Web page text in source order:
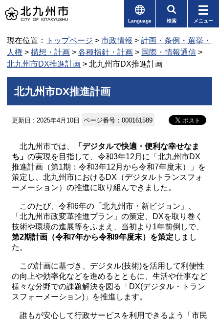
Language 検索 メニュー
現在位置： トップページ > 市政情報 > 計画・条例・選挙・
人権 > 構想・計画 > 各種指針・計画 > 国際・情報通信 >
北九州市DX推進計画 > 北九州市DX推進計画
北九州市DX推進計画
更新日 : 2025年4月10日 ページ番号：000161589
北九州市では、
「デジタルで快適・便利な幸せなま
ち」 の実現を目指して、令和3年12月に「北九州市DX
推進計画（第1期：令和3年12月から令和7年度末）」を
策定し、北九州市におけるDX（デジタルトランスフォ
ーメーション）の推進に取り組んできました。
このたび、令和6年の「北九州市・新ビジョン」、
「北九州市政変革推進プラン」の策定、DXを取り巻く
技術や環境の進展等をふまえ、当初より1年前倒しで、
第2期計画（令和7年から令和9年度末）を策定 しまし
た。
この計画に基づき、デジタル(技術)を活用して利便性
の向上や効率化などを進めるとともに、生活や仕事など
様々な分野での課題解決を図る「DX(デジタル・トラン
スフォーメーション)」を推進します。
誰もが安心して行政サービスを利用できるよう「市民